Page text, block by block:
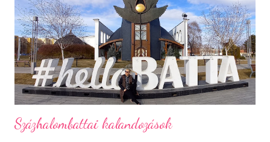
egy tál tartalmas és forró krémlevest kanalaz. Illatos, forró
fürdők Azt hiszem ehhez nem is kell mit hozzáfűzni...
Hangulatfények mindenhol Bátran rakd velük tele te is a
lakásodat, meglátod milyen meghitt hangulatot teremtenek.
Isteni sütemények Diós, mákos, túrós, lekváro...
Százhalombattai kalandozások